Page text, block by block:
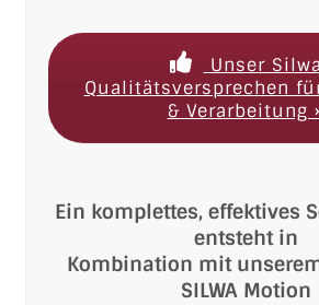
Unser Silwa
Qualitätsversprechen
& Verarbeitung
Ein komplettes, effektives
entsteht in
Kombination mit
SILWA Motion